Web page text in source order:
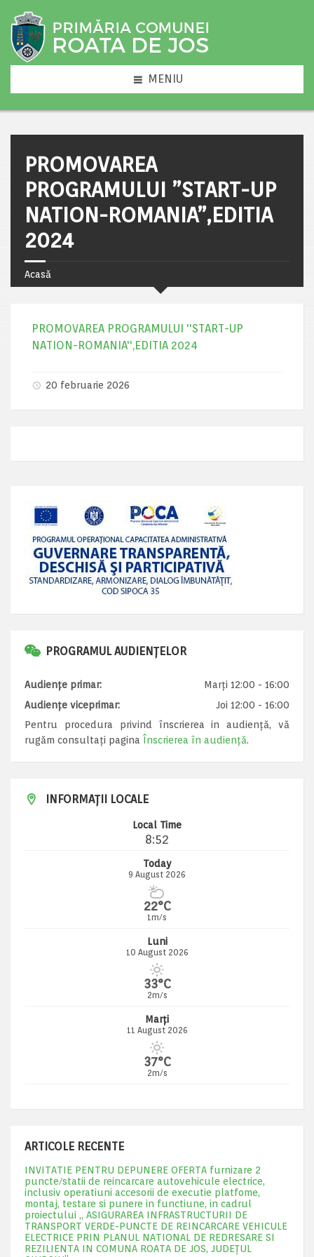
MENIU
PROMOVAREA
PROGRAMULUI ”START-UP
NATION-ROMANIA”,EDITIA
2024
Acasă
PROMOVAREA PROGRAMULUI ''START-UP
NATION-ROMANIA'',EDITIA 2024
20 februarie 2026
PROGRAMUL AUDIENȚELOR
Audiențe primar:
Marți 12:00 - 16:00
Audiențe viceprimar:
Joi 12:00 - 16:00
Pentru procedura privind înscrierea in audiență, vă
rugăm consultați pagina Înscrierea în audiență.
INFORMAȚII LOCALE
Local Time
8:52
Today
9 August 2026
22°C
1m/s
Luni
10 August 2026
33°C
2m/s
Marți
11 August 2026
37°C
2m/s
ARTICOLE RECENTE
INVITATIE PENTRU DEPUNERE OFERTA furnizare 2
puncte/statii de reincarcare autovehicule electrice,
inclusiv operatiuni accesorii de executie platfome,
montaj, testare si punere in functiune, in cadrul
proiectului „ ASIGURAREA INFRASTRUCTURII DE
TRANSPORT VERDE-PUNCTE DE REINCARCARE VEHICULE
ELECTRICE PRIN PLANUL NATIONAL DE REDRESARE SI
REZILIENTA IN COMUNA ROATA DE JOS, JUDEŢUL